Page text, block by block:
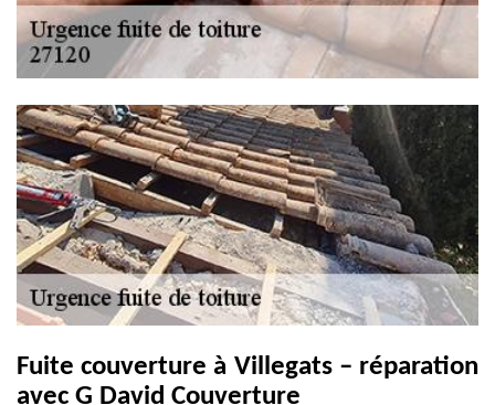
Fuite couverture à Villegats – réparation
avec G David Couverture